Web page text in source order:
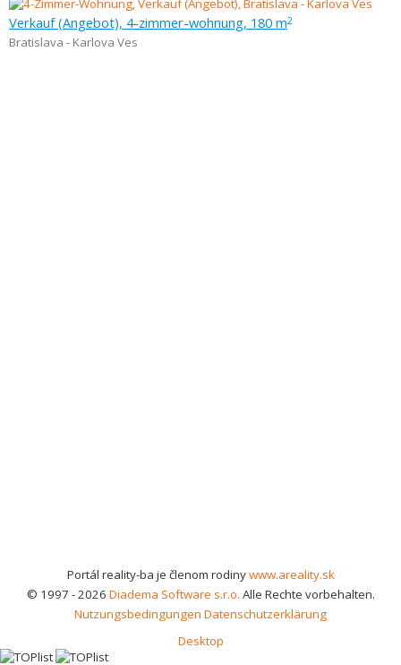
Verkauf (Angebot), 4-zimmer-wohnung, 180 m2
Bratislava - Karlova Ves
Portál reality-ba je členom rodinywww.areality.sk
© 1997 - 2026 Diadema Software s.r.o. Alle Rechte vorbehalten.
Nutzungsbedingungen Datenschutzerklärung
Desktop